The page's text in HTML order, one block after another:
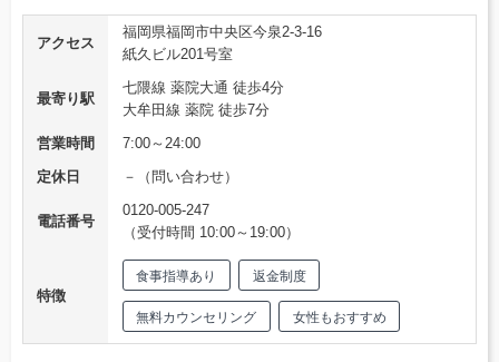
アクセス
福岡県福岡市中央区今泉2-3-16
紙久ビル201号室
最寄り駅
七隈線 薬院大通 徒歩4分
大牟田線 薬院 徒歩7分
営業時間
7:00～24:00
定休日
－（問い合わせ）
電話番号
0120-005-247
（受付時間 10:00～19:00）
特徴
食事指導あり 返金制度
無料カウンセリング 女性もおすすめ